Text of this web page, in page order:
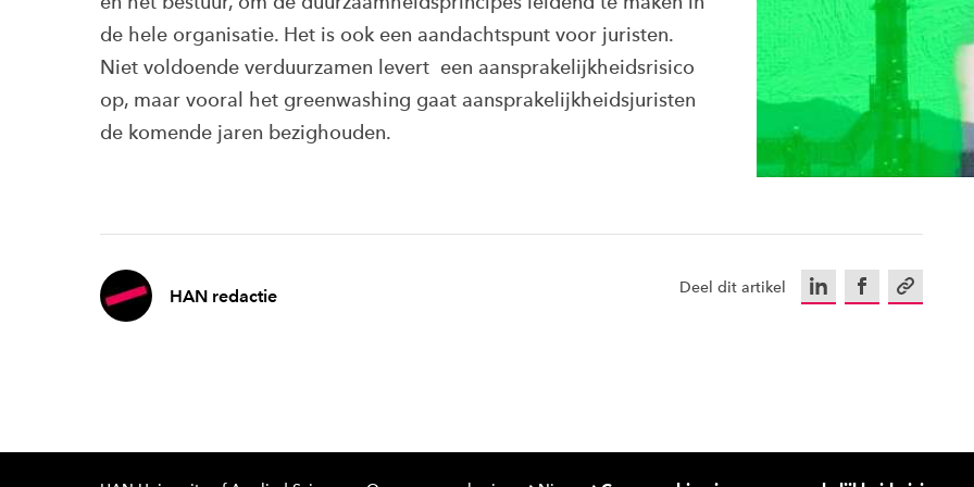
de hele organisatie. Het is ook een aandachtspunt voor juristen.
Niet voldoende verduurzamen levert een aansprakelijkheidsrisico
op, maar vooral het greenwashing gaat aansprakelijkheidsjuristen
de komende jaren bezighouden.
HAN redactie Deel dit artikel LinkedInFacebookKopieer